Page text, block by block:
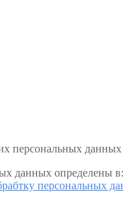
персональных данных
данных определены
персональных